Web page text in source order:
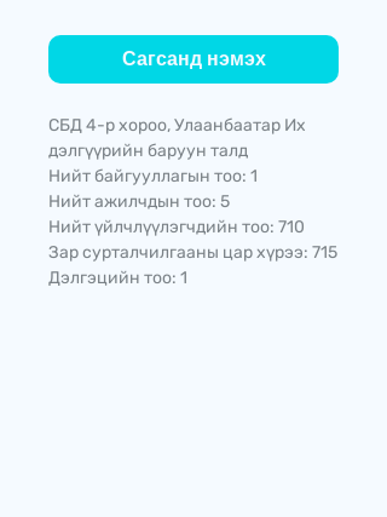
Сагсанд нэмэх
СБД 4-р хороо, Улаанбаатар Их
дэлгүүрийн баруун талд
Нийт байгууллагын тоо: 1
Нийт ажилчдын тоо: 5
Нийт үйлчлүүлэгчдийн тоо: 710
Зар сурталчилгааны цар хүрээ: 715
Дэлгэцийн тоо: 1